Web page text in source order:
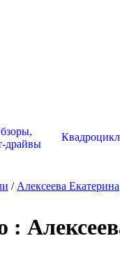
драйвы
/ Алексеева Екатерина
: